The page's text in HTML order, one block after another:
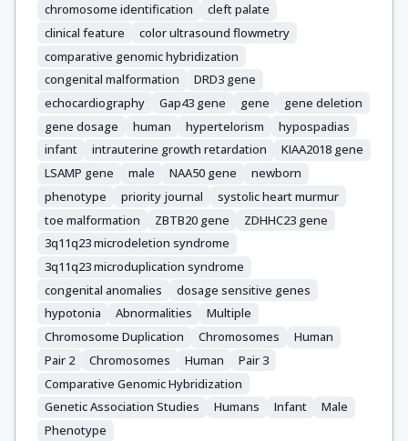
chromosome identification
cleft palate
clinical feature
color ultrasound flowmetry
comparative genomic hybridization
congenital malformation
DRD3 gene
echocardiography
Gap43 gene gene
gene deletion
gene dosage
human hypertelorism
hypospadias
infant
intrauterine growth retardation
KIAA2018 gene
LSAMP gene
male NAA50 gene
newborn
phenotype
priority journal
systolic heart murmur
toe malformation
ZBTB20 gene
ZDHHC23 gene
3q11q23 microdeletion syndrome
3q11q23 microduplication syndrome
congenital anomalies
dosage sensitive genes
hypotonia
Abnormalities
Multiple
Chromosome Duplication
Chromosomes
Human
Pair 2
Chromosomes Human
Pair 3
Comparative Genomic Hybridization
Genetic Association Studies
Humans Infant
Male
Phenotype